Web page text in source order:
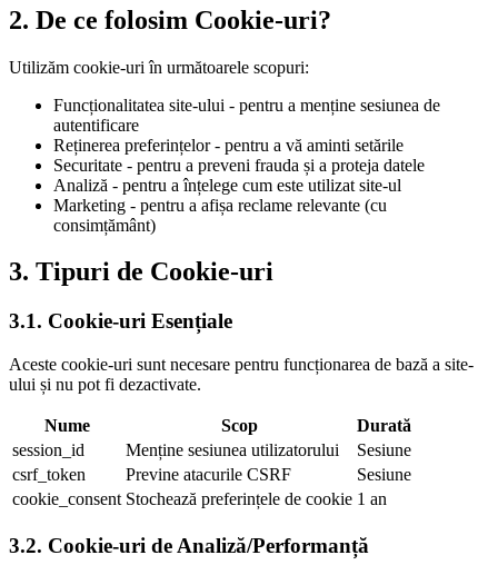
2. De ce folosim Cookie-uri?
Utilizăm cookie-uri în următoarele scopuri:
Funcționalitatea site-ului - pentru a menține sesiunea de
autentificare
Reținerea preferințelor - pentru a vă aminti setările
Securitate - pentru a preveni frauda și a proteja datele
Analiză - pentru a înțelege cum este utilizat site-ul
Marketing - pentru a afișa reclame relevante (cu
consimțământ)
3. Tipuri de Cookie-uri
3.1. Cookie-uri Esențiale
Aceste cookie-uri sunt necesare pentru funcționarea de bază a site-
ului și nu pot fi dezactivate.
Nume Scop
Durată
session_id
Menține sesiunea utilizatorului
Sesiune
csrf_token
Previne atacurile CSRF
Sesiune
cookie_consent Stochează preferințele de cookie 1 an
3.2. Cookie-uri de Analiză/Performanță